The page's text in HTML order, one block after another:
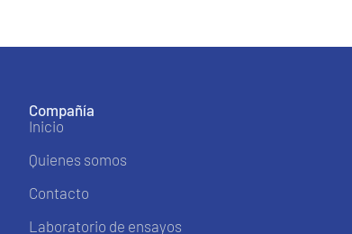
Compañía
Inicio
Quienes somos
Contacto
Laboratorio de ensayos